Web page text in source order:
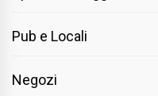
Pub e Locali
Negozi